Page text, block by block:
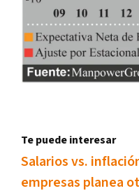
Te puede interesar
Salarios vs.
empresas planea